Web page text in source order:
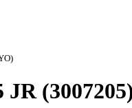
JR